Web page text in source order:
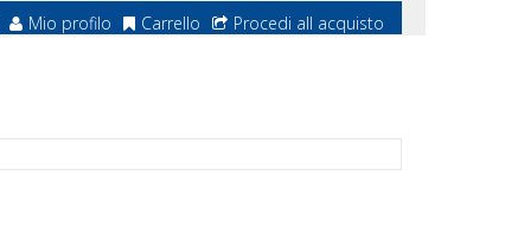
Mio profilo Carrello Procedi all acquisto